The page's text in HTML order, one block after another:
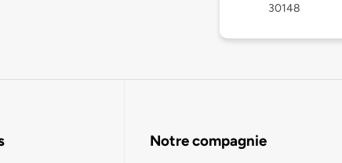
30148
Notre compagnie